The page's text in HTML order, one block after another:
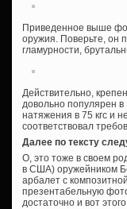
Приведенное выше
оружия. Поверьте, он
гламурности,
Действительно,
довольно популярен
натяжения в 75 кгс и
соответствовал
Далее по тексту
О, это тоже в своем
в США) оружейником
арбалет с
презентабельную
достаточно и вот